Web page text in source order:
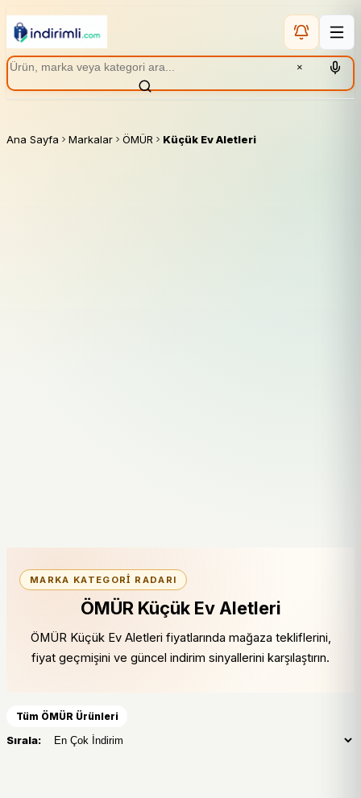
×
Ana Sayfa Markalar ÖMÜR Küçük Ev Aletleri
MARKA KATEGORI RADARI
ÖMÜR Küçük Ev Aletleri
ÖMÜR Küçük Ev Aletleri fiyatlarında mağaza tekliflerini,
fiyat geçmişini ve güncel indirim sinyallerini karşılaştırın.
Tüm ÖMÜR Ürünleri
Sırala: